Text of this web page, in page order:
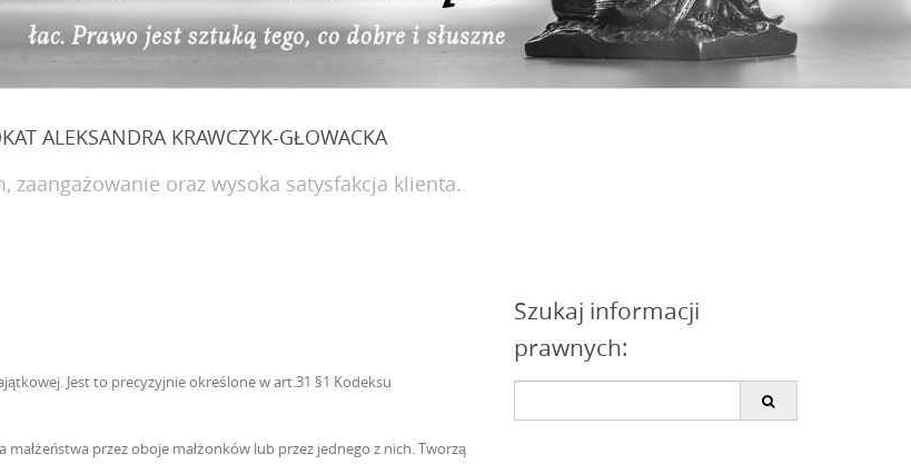
ALEKSANDRA KRAWCZYK-GŁOWACKA
zaangażowanie oraz wysoka satysfakcja klienta.
Jest to precyzyjnie określone w art.31 §1 Kodeksu
przez oboje małżonków lub przez jednego z nich. Tworzą
Szukaj informacji
prawnych: